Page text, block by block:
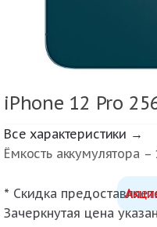
iPhone 12 Pro
Все характеристики →
Ёмкость аккумулятора –
* Скидка
Зачеркнутая цена